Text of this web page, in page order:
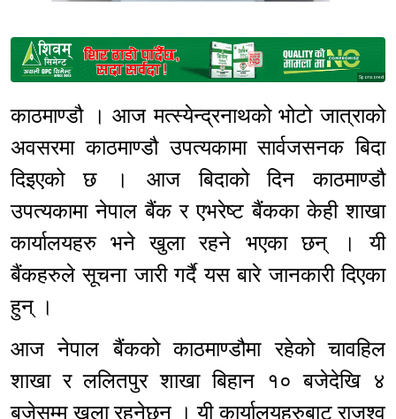
Sponsored
काठमाण्डौ । आज मत्स्येन्द्रनाथको भोटो जात्राको
अवसरमा काठमाण्डौ उपत्यकामा सार्वजसनक बिदा
दिइएको छ । आज बिदाको दिन काठमाण्डौ
उपत्यकामा नेपाल बैंक र एभरेष्ट बैंकका केही शाखा
कार्यालयहरु भने खुला रहने भएका छन् । यी
बैंकहरुले सूचना जारी गर्दै यस बारे जानकारी दिएका
हुन् ।
आज नेपाल बैंकको काठमाण्डौमा रहेको चावहिल
शाखा र ललितपुर शाखा बिहान १० बजेदेखि ४
बजेसम्म खुला रहनेछन् । यी कार्यालयहरुबाट राजश्व